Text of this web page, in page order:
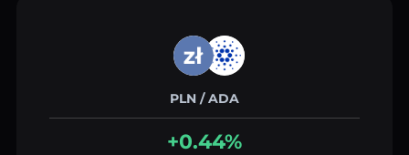
PLN / ADA
+0.44%